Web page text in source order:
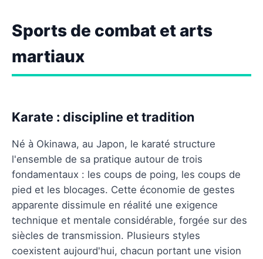
Sports de combat et arts
martiaux
Karate : discipline et tradition
Né à Okinawa, au Japon, le karaté structure
l'ensemble de sa pratique autour de trois
fondamentaux : les coups de poing, les coups de
pied et les blocages. Cette économie de gestes
apparente dissimule en réalité une exigence
technique et mentale considérable, forgée sur des
siècles de transmission. Plusieurs styles
coexistent aujourd'hui, chacun portant une vision